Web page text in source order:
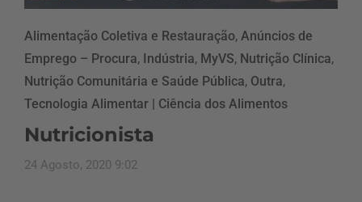
Alimentação Coletiva e Restauração, Anúncios de
Emprego – Procura, Indústria, MyVS, Nutrição Clínica,
Nutrição Comunitária e Saúde Pública, Outra,
Tecnologia Alimentar | Ciência dos Alimentos
Nutricionista
24 Agosto, 2020 9:02